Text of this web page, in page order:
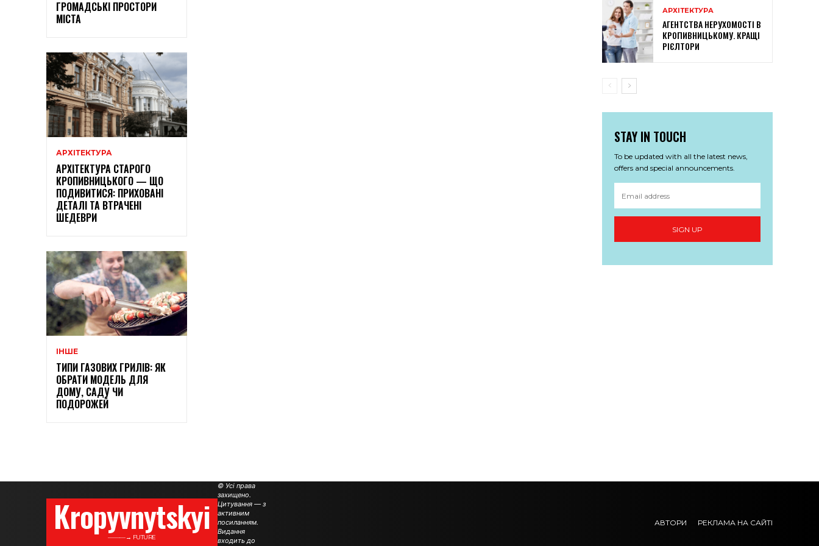
ГРОМАДСЬКІ ПРОСТОРИ
МІСТА
АРХІТЕКТУРА
АРХІТЕКТУРА СТАРОГО
КРОПИВНИЦЬКОГО — ЩО
ПОДИВИТИСЯ: ПРИХОВАНІ
ДЕТАЛІ ТА ВТРАЧЕНІ
ШЕДЕВРИ
ІНШЕ
ТИПИ ГАЗОВИХ ГРИЛІВ: ЯК
ОБРАТИ МОДЕЛЬ ДЛЯ
ДОМУ, САДУ ЧИ
ПОДОРОЖЕЙ
АРХІТЕКТУРА
АГЕНТСТВА НЕРУХОМОСТІ В
КРОПИВНИЦЬКОМУ. КРАЩІ
РІЄЛТОРИ
STAY IN TOUCH
To be updated with all the latest news,
offers and special announcements.
SIGN UP
Kropyvnytskyi
———→ FUTURE
© Усі права
захищено.
Цитування — з
активним
посиланням.
Видання
входить до
АВТОРИ РЕКЛАМА НА САЙТІ